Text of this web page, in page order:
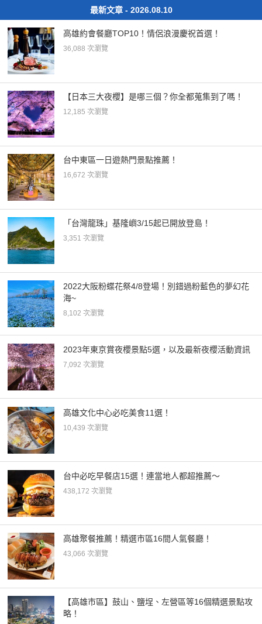
最新文章 - 2026.08.10
高雄約會餐廳TOP10！情侶浪漫慶祝首選！
36,088 次瀏覽
【日本三大夜櫻】是哪三個？你全都蒐集到了嗎！
12,185 次瀏覽
台中東區一日遊熱門景點推薦！
16,672 次瀏覽
「台灣龍珠」基隆嶼3/15起已開放登島！
3,351 次瀏覽
2022大阪粉蝶花祭4/8登場！別錯過粉藍色的夢幻花
海~
8,102 次瀏覽
2023年東京賞夜櫻景點5選，以及最新夜櫻活動資訊
7,092 次瀏覽
高雄文化中心必吃美食11選！
10,439 次瀏覽
台中必吃早餐店15選！連當地人都超推薦～
438,172 次瀏覽
高雄聚餐推薦！精選市區16間人氣餐廳！
43,066 次瀏覽
【高雄市區】鼓山、鹽埕、左營區等16個精選景點攻
略！